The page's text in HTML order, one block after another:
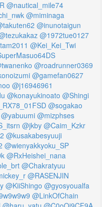
@nautical_mile74
@miminaga
@inunotaigun
@1972tue0127
@Kei_Kei_Twi
@roadrunner0369
@gamefan0627
@j16946961
@konayukinoato @Shingi
@sogakao
@yabuumi @mizphses
@jkby @Caim_Kzkr
@kusakabesyuuji
@wienyakkyoku_SP
@RxHeishei_nana
@Chakratyuu
@RASENJIN
@KiiShingo @gyosyoualfa
@LinkOfChain